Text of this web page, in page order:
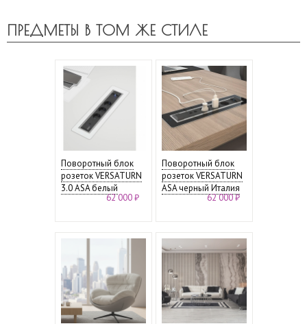
ПРЕДМЕТЫ В ТОМ ЖЕ СТИЛЕ
Поворотный блок
розеток VERSATURN
3.0 ASA белый
62 000 ₽
Поворотный блок
розеток VERSATURN
ASA черный Италия
62 000 ₽